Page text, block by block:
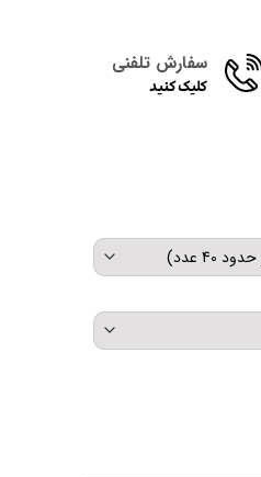
سفارش تلفنی
کلیک کنید